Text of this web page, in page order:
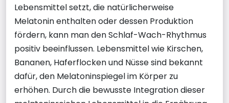
Lebensmittel setzt, die natürlicherweise
Melatonin enthalten oder dessen Produktion
fördern, kann man den Schlaf-Wach-Rhythmus
positiv beeinflussen. Lebensmittel wie Kirschen,
Bananen, Haferflocken und Nüsse sind bekannt
dafür, den Melatoninspiegel im Körper zu
erhöhen. Durch die bewusste Integration dieser